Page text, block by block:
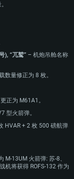
), “兀鹫” – 机炮吊舱名称
数量修正为 8 枚。
正为 M61A1。
型火箭弹。
HVAR + 2 枚 500 磅航弹
M-13UM 火箭弹: 苏-8、
机将获得 ROFS-132 作为